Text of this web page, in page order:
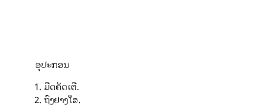
ອຸປະກອນ
ມີດຄັດເຕີ.
ຖົງຢາງໃສ.